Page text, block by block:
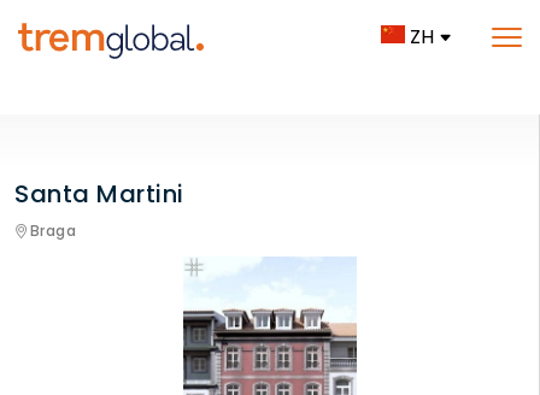
ZH
Santa Martini
Braga